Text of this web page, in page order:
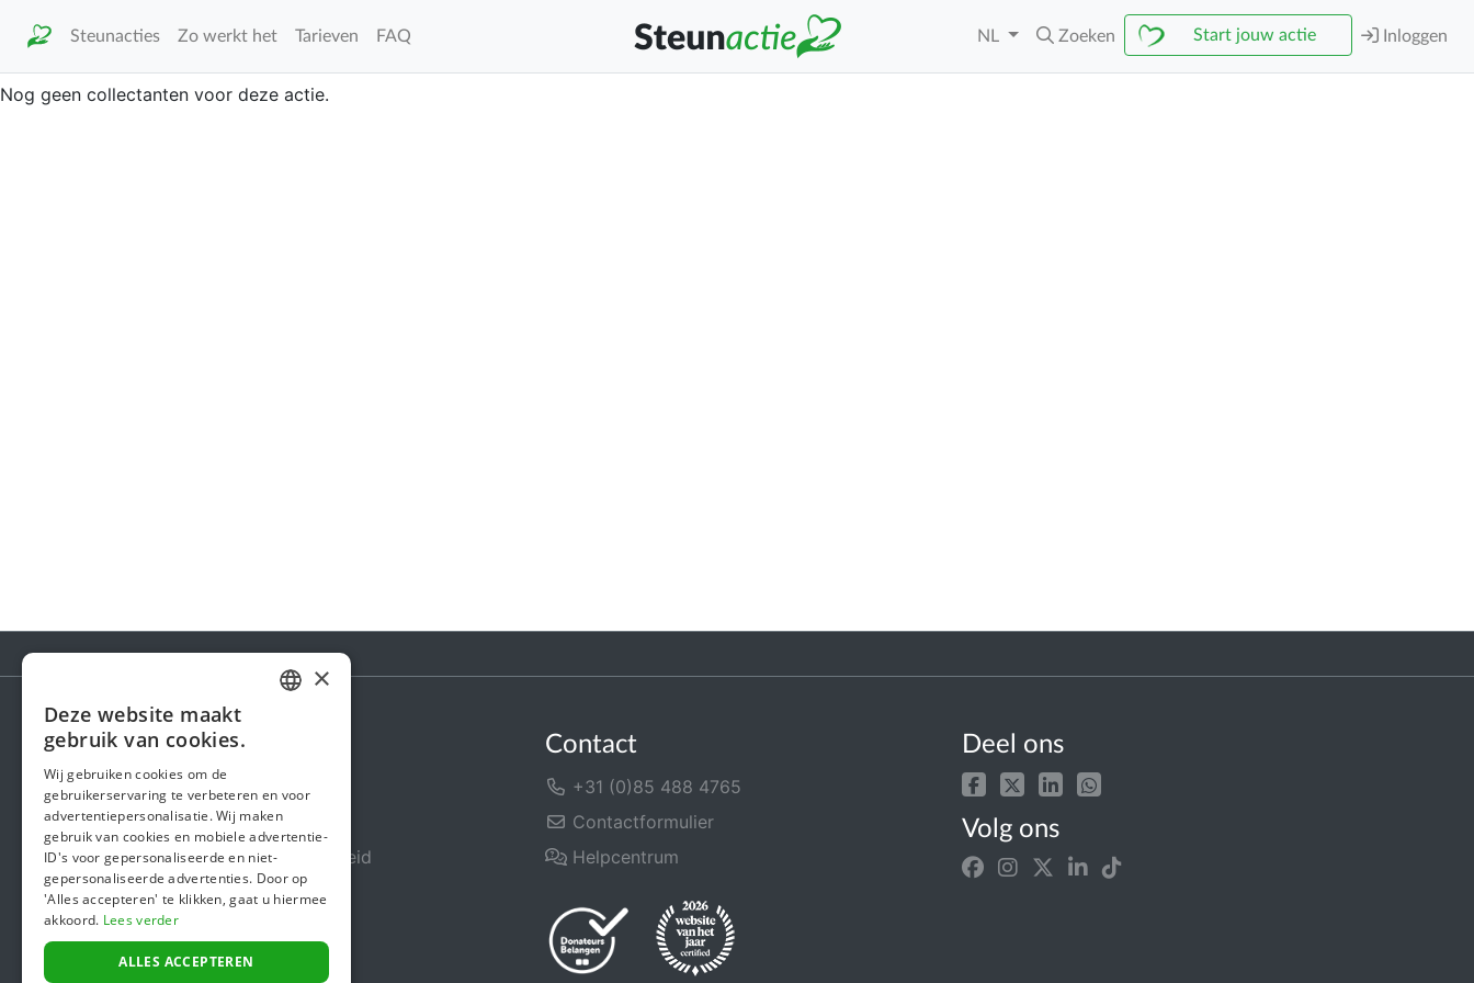
Steunacties Zo werkt het Tarieven FAQ NL Zoeken Start jouw actie Inloggen
Nog geen collectanten voor deze actie.
Steunactie
Over ons
In de media
Veiligheid & Betrouwbaarheid
Algemene voorwaarden
Privacybeleid
Cookiebeleid
Contact
+31 (0)85 488 4765
Contactformulier
Helpcentrum
Deel ons
Volg ons
ENGLISH
×
Deze website maakt
gebruik van cookies.
Wij gebruiken cookies om de
gebruikerservaring te verbeteren en voor
advertentiepersonalisatie. Wij maken
gebruik van cookies en mobiele advertentie-
ID's voor gepersonaliseerde en niet-
gepersonaliseerde advertenties. Door op
'Alles accepteren' te klikken, gaat u hiermee
akkoord. Lees verder
ALLES ACCEPTEREN